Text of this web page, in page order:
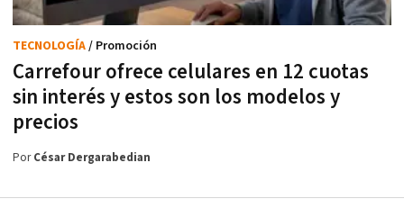
Carrefour ofrece celulares en 12 cuotas
sin interés y estos son los modelos y
precios
TECNOLOGÍA/ Promoción
PorCésar Dergarabedian